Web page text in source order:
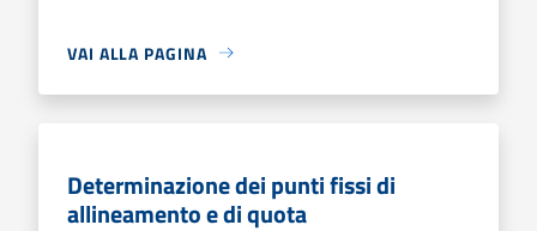
VAI ALLA PAGINA
Determinazione dei punti fissi di
allineamento e di quota